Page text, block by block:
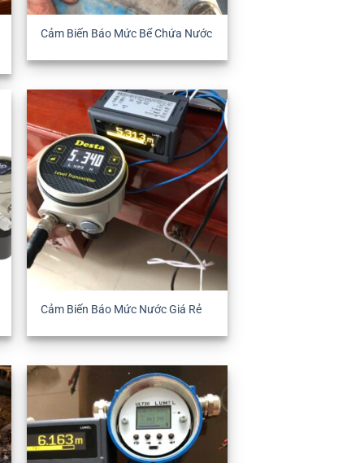
Cảm Biến Báo Mức Bể Chứa Nước
Cảm Biến Báo Mức Nước Giá Rẻ